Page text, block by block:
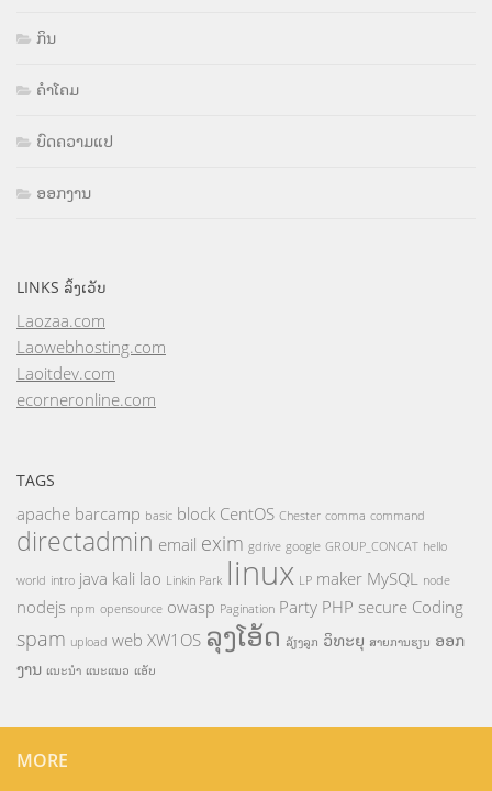
ກິນ
ຄຳໂຄມ
ບົດຄວາມແປ
ອອກງານ
LINKS ລິ້ງເວັບ
Laozaa.com
Laowebhosting.com
Laoitdev.com
ecorneronline.com
TAGS
apache barcamp basic block CentOS Chester comma command
directadmin email exim gdrive google GROUP_CONCAT hello
world intro java kali lao Linkin Park linux LP maker MySQL node
nodejs npm opensource owasp Pagination Party PHP secure Coding
spam upload web XW1OS ລຸງໂອ້ດ ລ້ຽງລູກ ວິທະຍຸ ສາຍການຮຽນ ອອກ
ງານ ແນະນຳ ແນະແນວ ແອັບ
MORE